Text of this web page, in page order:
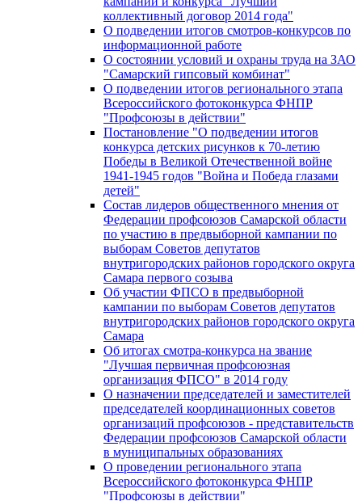
коллективный договор 2014 года"
О подведении итогов смотров-конкурсов по
информационной работе
О состоянии условий и охраны труда на ЗАО
"Самарский гипсовый комбинат"
О подведении итогов регионального этапа
Всероссийского фотоконкурса ФНПР
"Профсоюзы в действии"
Постановление "О подведении итогов
конкурса детских рисунков к 70-летию
Победы в Великой Отечественной войне
1941-1945 годов "Война и Победа глазами
детей"
Состав лидеров общественного мнения от
Федерации профсоюзов Самарской области
по участию в предвыборной кампании по
выборам Советов депутатов
внутригородских районов городского округа
Самара первого созыва
Об участии ФПСО в предвыборной
кампании по выборам Советов депутатов
внутригородских районов городского округа
Самара
Об итогах смотра-конкурса на звание
"Лучшая первичная профсоюзная
организация ФПСО" в 2014 году
О назначении председателей и заместителей
председателей координационных советов
организаций профсоюзов - представительств
Федерации профсоюзов Самарской области
в муниципальных образованиях
О проведении регионального этапа
Всероссийского фотоконкурса ФНПР
"Профсоюзы в действии"